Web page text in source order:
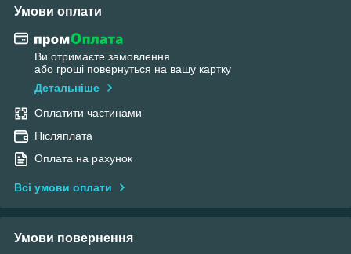
Умови оплати
Ви отримаєте замовлення
або гроші повернуться на вашу картку
Детальніше
Оплатити частинами
Післяплата
Оплата на рахунок
Всі умови оплати
Умови повернення